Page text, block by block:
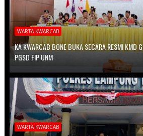
WARTA KWARCAB
KA KWARCAB BONE BUKA SECARA RESMI KMD
PGSD FIP UNM
WARTA KWARCAB